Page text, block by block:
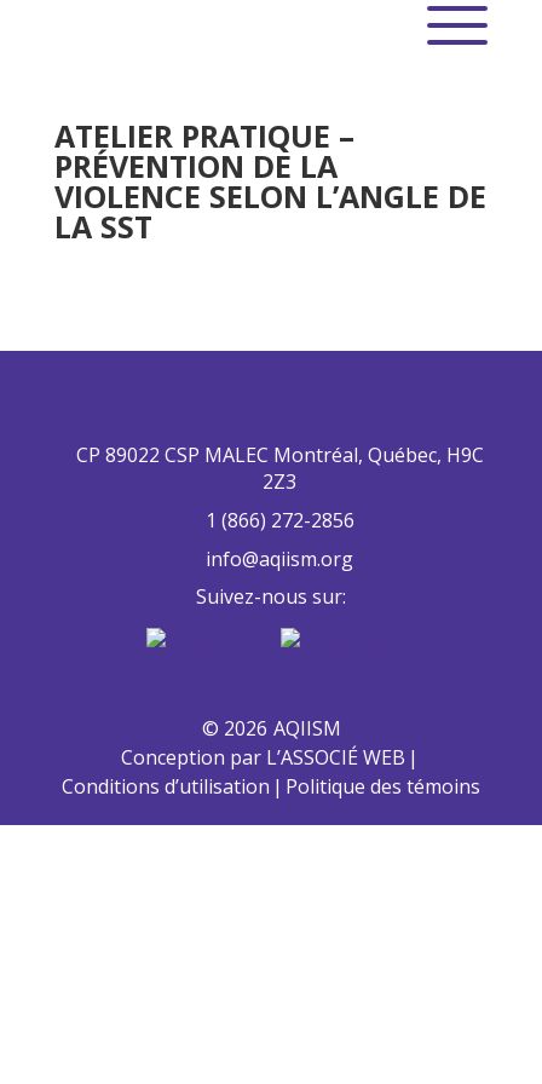
ATELIER PRATIQUE –
PRÉVENTION DE LA
VIOLENCE SELON L’ANGLE DE
LA SST
CP 89022 CSP MALEC Montréal, Québec, H9C
2Z3
1 (866) 272-2856
info@aqiism.org
Suivez-nous sur:
© 2026 AQIISM
Conception par L’ASSOCIÉ WEB
Conditions d’utilisation
Politique des témoins